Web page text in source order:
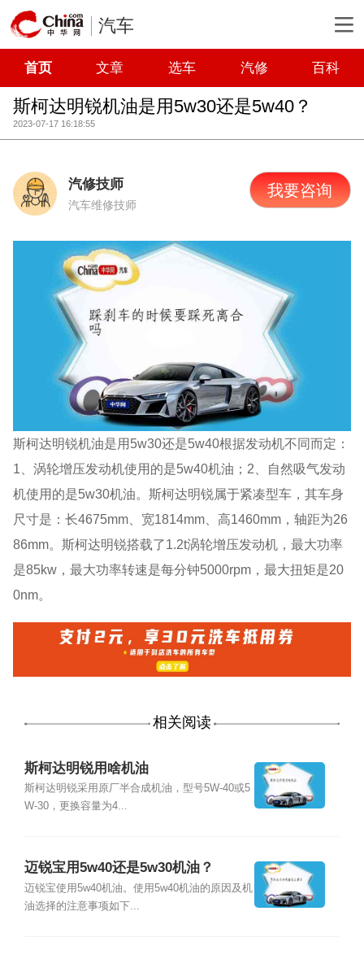
汽车
首页 文章 选车 汽修 百科
斯柯达明锐机油是用5w30还是5w40？
2023-07-17 16:18:55
汽修技师
汽车维修技师
我要咨询
斯柯达明锐机油是用5w30还是5w40根据发动机不同而定：
1、涡轮增压发动机使用的是5w40机油；2、自然吸气发动
机使用的是5w30机油。斯柯达明锐属于紧凑型车，其车身
尺寸是：长4675mm、宽1814mm、高1460mm，轴距为26
86mm。斯柯达明锐搭载了1.2t涡轮增压发动机，最大功率
是85kw，最大功率转速是每分钟5000rpm，最大扭矩是20
0nm。
相关阅读
斯柯达明锐用啥机油
斯柯达明锐采用原厂半合成机油，型号5W-40或5
W-30，更换容量为4...
迈锐宝用5w40还是5w30机油？
迈锐宝使用5w40机油。使用5w40机油的原因及机
油选择的注意事项如下...